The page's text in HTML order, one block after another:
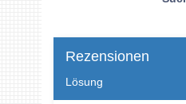
Rezensionen
Lösung